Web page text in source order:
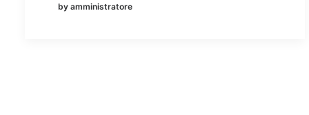
by amministratore